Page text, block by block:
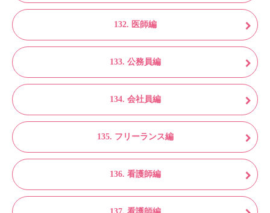
132. 医師編
133. 公務員編
134. 会社員編
135. フリーランス編
136. 看護師編